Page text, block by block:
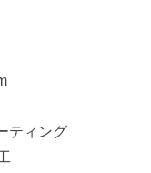
ティング